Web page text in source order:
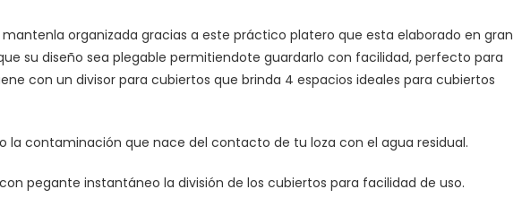
organizada gracias a este práctico platero que esta elaborado en gran
su diseño sea plegable permitiendote guardarlo con facilidad, perfecto para
con un divisor para cubiertos que brinda 4 espacios ideales para cubiertos
la contaminación que nace del contacto de tu loza con el agua residual.
pegante instantáneo la división de los cubiertos para facilidad de uso.